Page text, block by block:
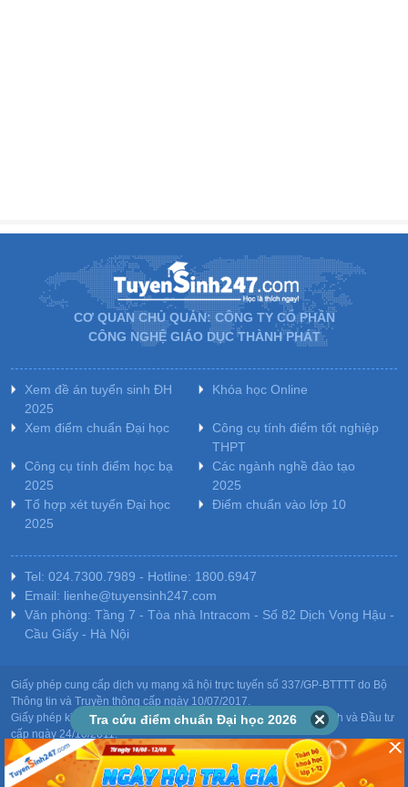
CƠ QUAN CHỦ QUẢN: CÔNG TY CỔ PHẦN
CÔNG NGHỆ GIÁO DỤC THÀNH PHÁT
Xem đề án tuyển sinh ĐH
2025
Khóa học Online
Xem điểm chuẩn Đại học
Công cụ tính điểm tốt nghiệp
THPT
Công cụ tính điểm học bạ
2025
Các ngành nghề đào tạo
2025
Tổ hợp xét tuyển Đại học
2025
Điểm chuẩn vào lớp 10
Tel: 024.7300.7989 - Hotline: 1800.6947
Email: lienhe@tuyensinh247.com
Văn phòng: Tầng 7 - Tòa nhà Intracom - Số 82 Dịch Vọng Hậu -
Cầu Giấy - Hà Nội
Giấy phép cung cấp dịch vụ mạng xã hội trực tuyến số 337/GP-BTTTT do Bộ
Thông tin và Truyền thông cấp ngày 10/07/2017.
Giấy phép kinh doanh giáo dục: MST-0106478082 do Sở Kế hoạch và Đầu tư
cấp ngày 24/10/2011.
Chịu trách nhiệm nội dung: Phạm Đức Tuệ.
Tra cứu điểm chuẩn Đại học 2026